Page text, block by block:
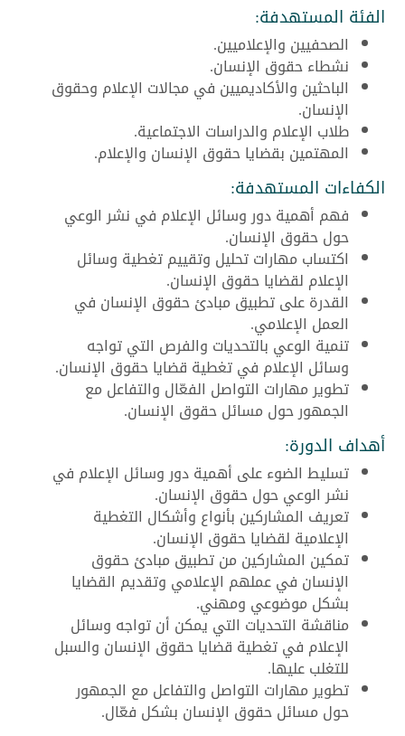
الفئة المستهدفة:
الصحفيين والإعلاميين.
نشطاء حقوق الإنسان.
الباحثين والأكاديميين في مجالات الإعلام وحقوق
الإنسان.
طلاب الإعلام والدراسات الاجتماعية.
المهتمين بقضايا حقوق الإنسان والإعلام.
الكفاءات المستهدفة:
فهم أهمية دور وسائل الإعلام في نشر الوعي
حول حقوق الإنسان.
اكتساب مهارات تحليل وتقييم تغطية وسائل
الإعلام لقضايا حقوق الإنسان.
القدرة على تطبيق مبادئ حقوق الإنسان في
العمل الإعلامي.
تنمية الوعي بالتحديات والفرص التي تواجه
وسائل الإعلام في تغطية قضايا حقوق الإنسان.
تطوير مهارات التواصل الفعّال والتفاعل مع
الجمهور حول مسائل حقوق الإنسان.
أهداف الدورة:
تسليط الضوء على أهمية دور وسائل الإعلام في
نشر الوعي حول حقوق الإنسان.
تعريف المشاركين بأنواع وأشكال التغطية
الإعلامية لقضايا حقوق الإنسان.
تمكين المشاركين من تطبيق مبادئ حقوق
الإنسان في عملهم الإعلامي وتقديم القضايا
بشكل موضوعي ومهني.
مناقشة التحديات التي يمكن أن تواجه وسائل
الإعلام في تغطية قضايا حقوق الإنسان والسبل
للتغلب عليها.
تطوير مهارات التواصل والتفاعل مع الجمهور
حول مسائل حقوق الإنسان بشكل فعّال.